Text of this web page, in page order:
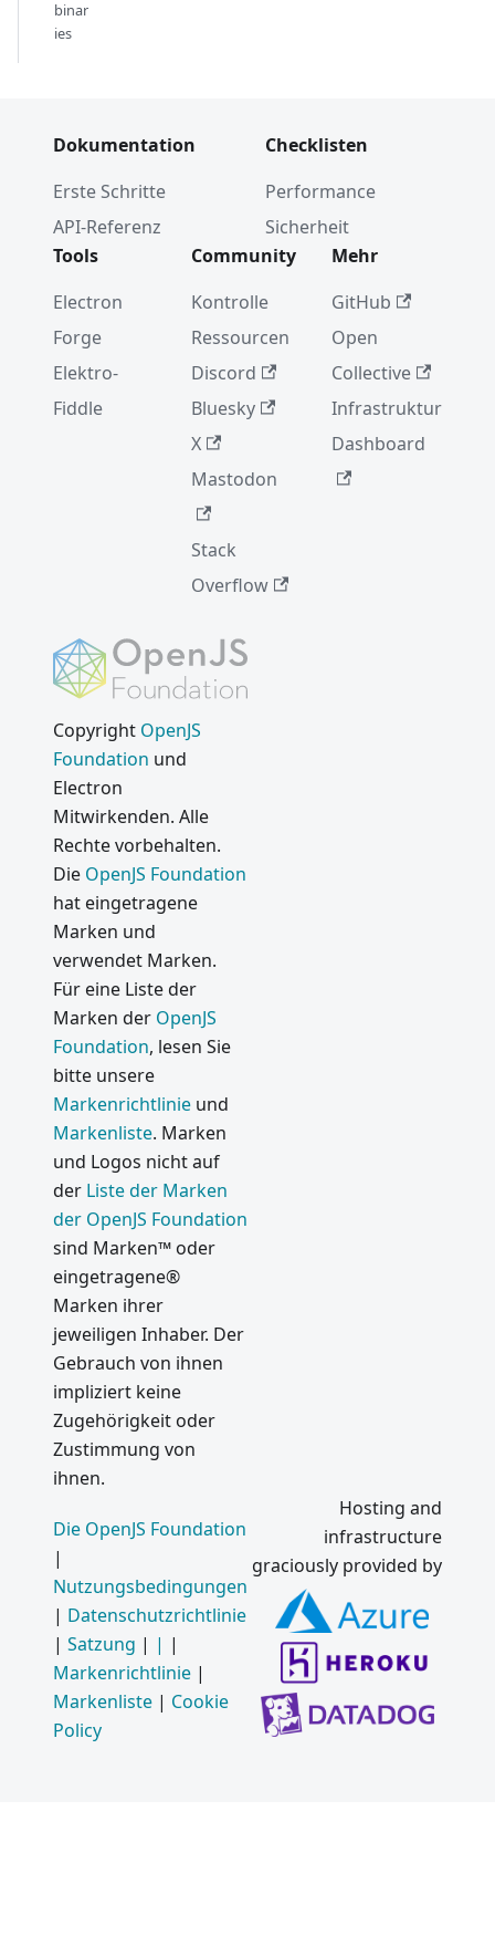
binar
ies
Dokumentation
Erste Schritte
API-Referenz
Checklisten
Performance
Sicherheit
Tools
Electron
Forge
Elektro-
Fiddle
Community
Kontrolle
Ressourcen
Discord
Bluesky
X
Mastodon
Stack
Overflow
Mehr
GitHub
Open
Collective
Infrastruktur
Dashboard
Copyright OpenJS
Foundation und
Electron
Mitwirkenden. Alle
Rechte vorbehalten.
Die OpenJS Foundation
hat eingetragene
Marken und
verwendet Marken.
Für eine Liste der
Marken der OpenJS
Foundation, lesen Sie
bitte unsere
Markenrichtlinie und
Markenliste. Marken
und Logos nicht auf
der Liste der Marken
der OpenJS Foundation
sind Marken™ oder
eingetragene®
Marken ihrer
jeweiligen Inhaber. Der
Gebrauch von ihnen
impliziert keine
Zugehörigkeit oder
Zustimmung von
ihnen.
Die OpenJS Foundation
|
Nutzungsbedingungen
| Datenschutzrichtlinie
| Satzung | | |
Markenrichtlinie |
Markenliste | Cookie
Policy
Hosting and
infrastructure
graciously provided by